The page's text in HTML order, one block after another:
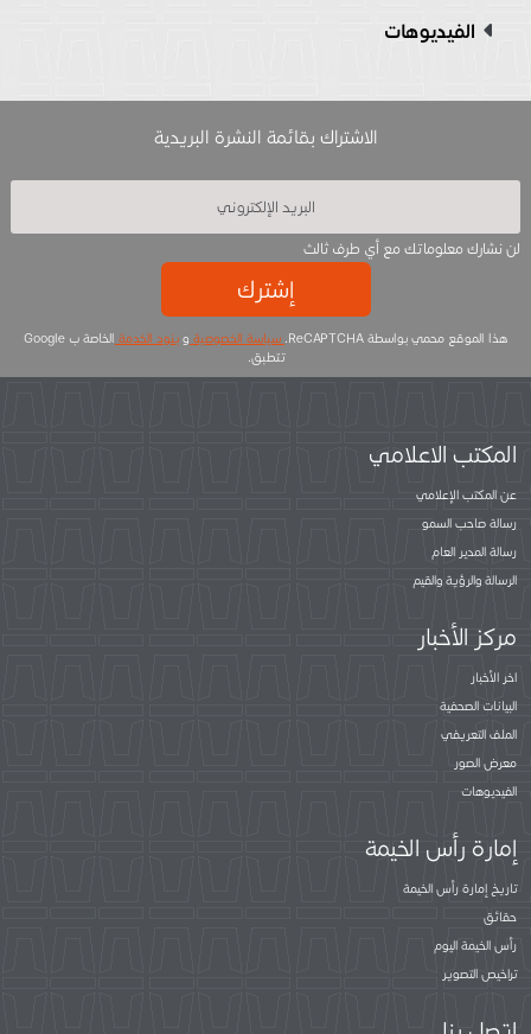
الفيديوهات
الاشتراك بقائمة النشرة البريدية
لن نشارك معلوماتك مع أي طرف ثالث
إشترك
هذا الموقع محمي بواسطة ReCAPTCHA. سياسة الخصوصية وبنود الخدمة
الخاصة ب Google
تتطبق.
المكتب الاعلامي
عن المكتب الإعلامي
رسالة صاحب السمو
رسالة المدير العام
الرسالة والرؤية والقيم
مركز الأخبار
اخر الأخبار
البيانات الصحفية
الملف التعريفي
معرض الصور
الفيديوهات
إمارة رأس الخيمة
تاريخ إمارة رأس الخيمة
حقائق
رأس الخيمة اليوم
تراخيص التصوير